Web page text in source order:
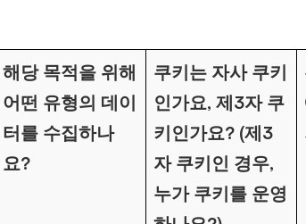
해당 목적을 위해
어떤 유형의 데이
터를 수집하나
요?
쿠키는 자사 쿠키
인가요, 제3자 쿠
키인가요? (제3
자 쿠키인 경우,
누가 쿠키를 운영